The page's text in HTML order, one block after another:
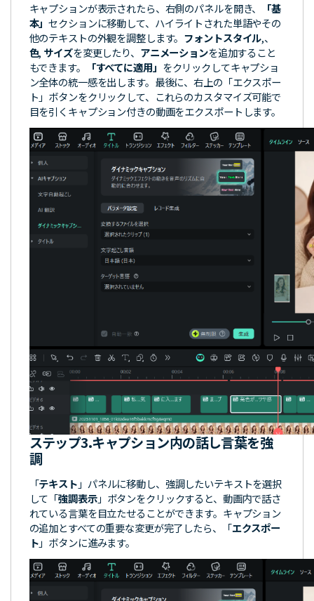
キャプションが表示されたら、右側のパネルを開き、
「基
本」セクションに移動して、ハイライトされた単語やその
他のテキストの外観を調整します。 フォントスタイル,、
色, サイズを変更したり、 アニメーションを追加すること
もできます。
「すべてに適用」 をクリックしてキャプショ
ン全体の統一感を出します。最後に、右上の「エクスポー
ト」ボタンをクリックして、これらのカスタマイズ可能で
目を引くキャプション付きの動画をエクスポートします。
ステップ3.キャプション内の話し言葉を強
調
「テキスト 」パネルに移動し、強調したいテキストを選択
して「強調表示」ボタンをクリックすると、動画内で話さ
れている言葉を目立たせることができます。キャプション
の追加とすべての重要な変更が完了したら、「エクスポー
ト」ボタンに進みます。